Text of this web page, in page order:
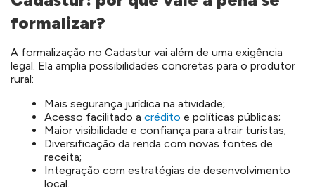
formalizar?
A formalização no Cadastur vai além de uma exigência
legal. Ela amplia possibilidades concretas para o produtor
rural:
Mais segurança jurídica na atividade;
Acesso facilitado a crédito e políticas públicas;
Maior visibilidade e confiança para atrair turistas;
Diversificação da renda com novas fontes de
receita;
Integração com estratégias de desenvolvimento
local.